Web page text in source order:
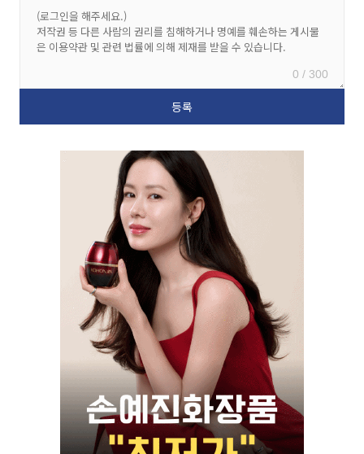
0 / 300